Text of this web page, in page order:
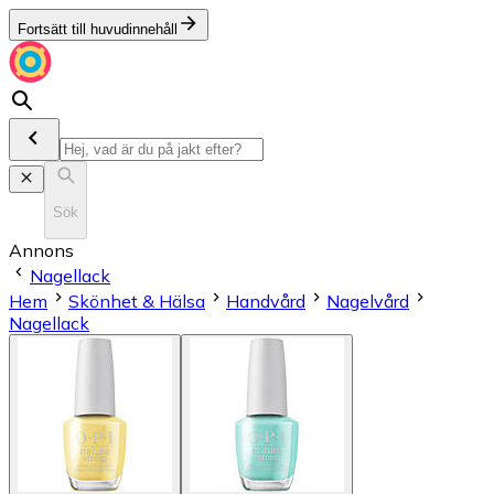
Fortsätt till huvudinnehåll
Sök
Annons
Nagellack
Hem
Skönhet & Hälsa Handvård
Nagelvård
Nagellack